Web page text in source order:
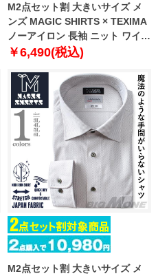
M2点セット割 大きいサイズ メ
ンズ MAGIC SHIRTS × TEXIMA
ノーアイロン 長袖 ニット ワイシ
ャツ ボタンダウン 吸水速乾 スト
239022bd
￥6,490(税込)
M2点セット割 大きいサイズ メ